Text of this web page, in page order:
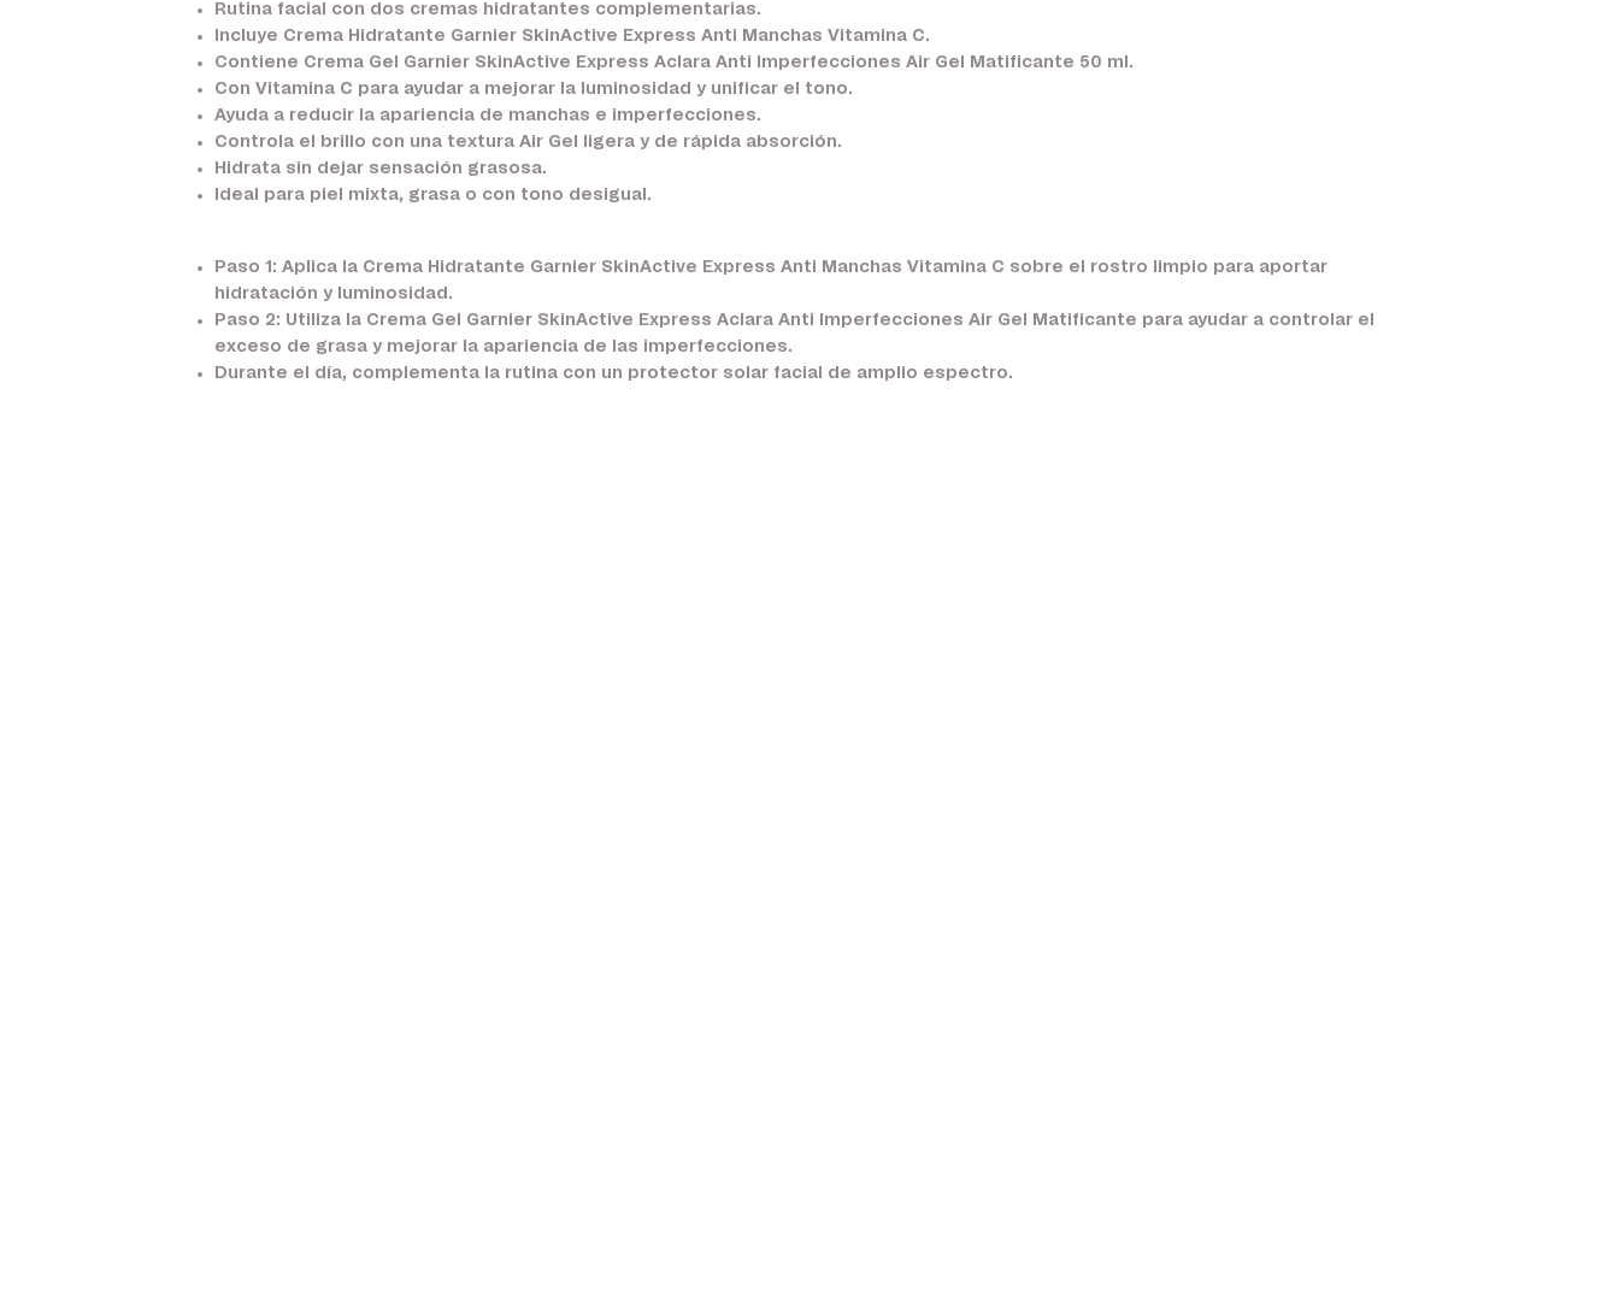
Rutina facial con dos cremas hidratantes complementarias.
Incluye Crema Hidratante Garnier SkinActive Express Anti Manchas Vitamina C.
Contiene Crema Gel Garnier SkinActive Express Aclara Anti Imperfecciones Air Gel Matificante 50 ml .
Con Vitamina C para ayudar a mejorar la luminosidad y unificar el tono.
Ayuda a reducir la apariencia de manchas e imperfecciones.
Controla el brillo con una textura Air Gel ligera y de rápida absorción.
Hidrata sin dejar sensación grasosa.
Ideal para piel mixta, grasa o con tono desigual.
Paso 1: Aplica la Crema Hidratante Garnier SkinActive Express Anti Manchas Vitamina C sobre el rostro limpio para aportar
hidratación y luminosidad.
Paso 2: Utiliza la Crema Gel Garnier SkinActive Express Aclara Anti Imperfecciones Air Gel Matificante para ayudar a controlar el
exceso de grasa y mejorar la apariencia de las imperfecciones.
Durante el día, complementa la rutina con un protector solar facial de amplio espectro.